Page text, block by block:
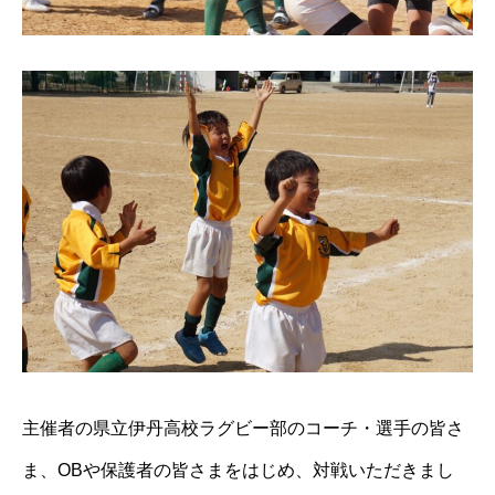
主催者の県立伊丹高校ラグビー部のコーチ・選手の皆さ
ま、OBや保護者の皆さまをはじめ、対戦いただきまし